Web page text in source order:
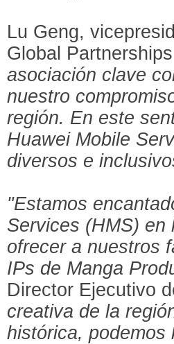
Lu Geng,
Global
asociación clave
nuestro
región. En este
Huawei Mobile
diversos e
"Estamos
Services (HMS) en
ofrecer a nuestros
IPs de Manga
Director Ejecutivo
creativa de la
histórica, podemos